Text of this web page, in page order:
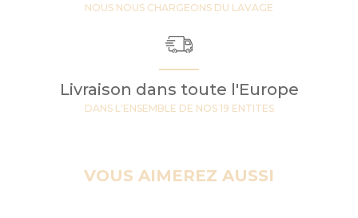
NOUS NOUS CHARGEONS DU LAVAGE
Livraison dans toute l'Europe
DANS L'ENSEMBLE DE NOS 19 ENTITES
VOUS AIMEREZ AUSSI